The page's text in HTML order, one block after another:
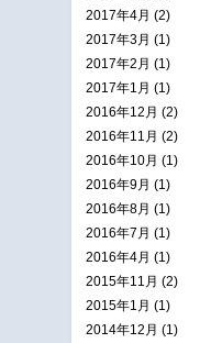
2017年4月 (2)
2017年3月 (1)
2017年2月 (1)
2017年1月 (1)
2016年12月 (2)
2016年11月 (2)
2016年10月 (1)
2016年9月 (1)
2016年8月 (1)
2016年7月 (1)
2016年4月 (1)
2015年11月 (2)
2015年1月 (1)
2014年12月 (1)